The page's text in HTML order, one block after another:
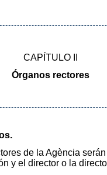
CAPÍTULO II
Órganos rectores
de la Agència
y el director o la